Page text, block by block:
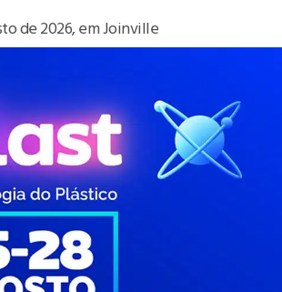
de 2026, em Joinville